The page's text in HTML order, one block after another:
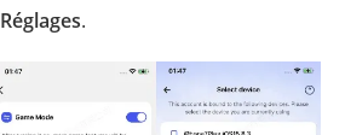
Réglages.